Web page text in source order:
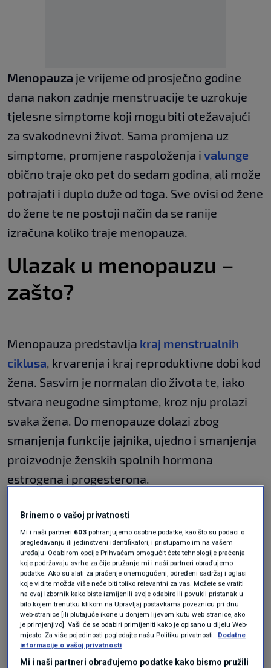
Menopauza je vrijeme od prosječno godine
dana nakon zadnje menstruacije te uzrokuje
tjelesne simptome koji mogu biti otežavajući
za svakodnevni život. Sama promjena uz
simptome, promjene raspoloženja i valunge
obično traje oko pet do sedam godina, ali može
potrajati i duplo duže od toga. Sve ovisi od žene
do žene te ne postoji način da se ranije
izračuna koliko traje menopauza.
Ulazak u menopauzu –
zašto?
Menopauza predstavlja kraj menstrualnih
ciklusa, krvarenja i kraj reproduktivne dobi kod
žena. Sasvim je normalan dio života te, iako
stvara neugodne simptome, kroz nju prolazi
svaka žena. Do menopauze dolazi zbog
smanjenja funkcije jajnika, ujedno i smanjenja
proizvodnje ženskih spolnih hormona
estrogena i progesterona.
Za vrijemenormalnog menstrualnog ciklusa
dolazi do otpuštanja hormona koji su
odgovorni za cijeli ciklus. Hormone otpuštaju
folikule ili vrećice ispunjene tekućinom u
kojima se nalaze jajne stanice. Folikuli se
stalno troše, a sa smanjenjem tog broja opada
i funkcija jajnika te se smanjuje reproduktivna
mogućnost kod žene.
Brinemo o vašoj privatnosti
Mi i naši partneri 603 pohranjujemo osobne podatke, kao što su podaci o
pregledavanju ili jedinstveni identifikatori, i pristupamo im na vašem
uređaju. Odabirom opcije Prihvaćam omogućit ćete tehnologije praćenja
koje podržavaju svrhe za čije pružanje mi i naši partneri obrađujemo
podatke. Ako su alati za praćenje onemogućeni, određeni sadržaj i oglasi
koje vidite možda više neće biti toliko relevantni za vas. Možete se vratiti
na ovaj izbornik kako biste izmijenili svoje odabire ili povukli pristanak u
bilo kojem trenutku klikom na Upravljaj postavkama poveznicu pri dnu
web-stranice [ili plutajuće ikone u donjem lijevom kutu web stranice, ako
je primjenjivo]. Vaši će se odabiri primijeniti kako je opisano u dijelu Web-
mjesto. Za više pojedinosti pogledajte našu Politiku privatnosti. Dodatne
informacije o vašoj privatnosti
Mi i naši partneri obrađujemo podatke kako bismo pružili